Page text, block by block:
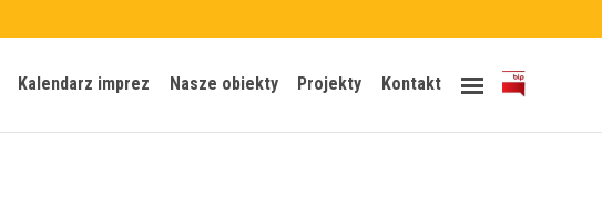
Kalendarz imprez Nasze obiekty Projekty Kontakt